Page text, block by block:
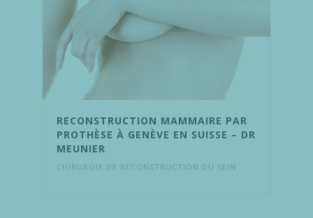
RECONSTRUCTION MAMMAIRE PAR
PROTHÈSE À GENÈVE EN SUISSE – DR
MEUNIER
CHIRURGIE DE RECONSTRUCTION DU SEIN